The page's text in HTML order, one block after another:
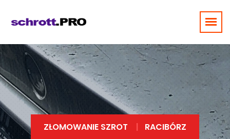
ZŁOMOWANIE SZROT RACIBÓRZ